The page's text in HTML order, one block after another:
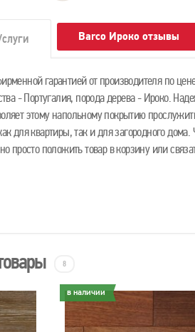
Barco Ироко отзывы
гарантией от производителя по
- Португалия, порода дерева - Ироко.
этому напольному покрытию
для квартиры, так и для загородного дома.
просто положить товар в корзину или
8
в наличии